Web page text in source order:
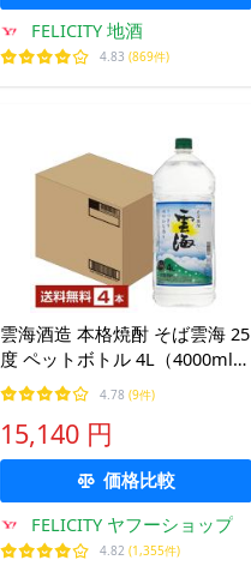
FELICITY 地酒
4.83 (869件)
雲海酒造 本格焼酎 そば雲海 25
度 ペットボトル 4L（4000ml）
4本 1ケース 蕎麦焼酎 宮崎
4.78 (9件)
15,140 円
価格比較
FELICITY ヤフーショップ
4.82 (1,355件)